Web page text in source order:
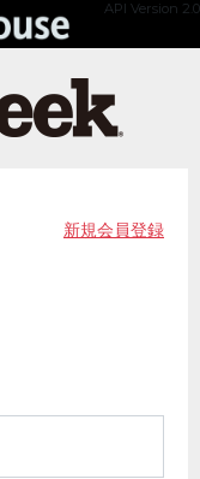
API Version 2.0
新規会員登録